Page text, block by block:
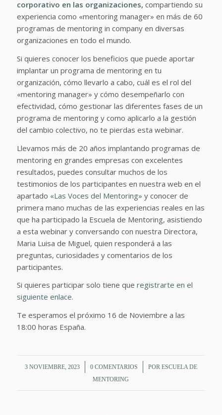
corporativo en las organizaciones, compartiendo su
experiencia como «mentoring manager» en más de 60
programas de mentoring in company en diversas
organizaciones en todo el mundo.
Si quieres conocer los beneficios que puede aportar
implantar un programa de mentoring en tu
organización, cómo llevarlo a cabo, cuál es el rol del
«mentoring manager» y cómo desempeñarlo con
efectividad, cómo gestionar las diferentes fases de un
programa de mentoring y como aplicarlo a la gestión
del cambio colectivo, no te pierdas esta webinar.
Llevamos más de 20 años implantando programas de
mentoring en grandes empresas con excelentes
resultados, puedes consultar muchos de los
testimonios de los participantes en nuestra web en el
apartado «Las Voces del Mentoring» y conocer de
primera mano muchas de las experiencias reales en las
que ha participado la Escuela de Mentoring, asistiendo
a esta webinar y conversando con nuestra Directora,
Maria Luisa de Miguel, quien responderá a las
preguntas, curiosidades y comentarios de los
participantes.
Si quieres participar solo tiene que registrarte en el
siguiente enlace.
Te esperamos el próximo 16 de Noviembre a las
18:00 horas España.
3 NOVIEMBRE, 2023
/ 0 COMENTARIOS
/ POR ESCUELA DE
MENTORING